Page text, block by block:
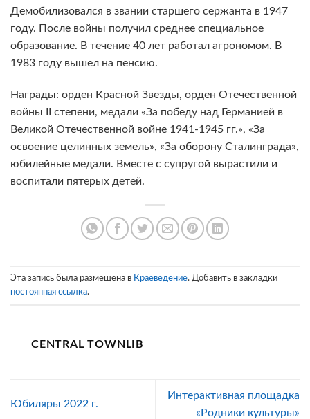
Демобилизовался в звании старшего сержанта в 1947
году. После войны получил среднее специальное
образование. В течение 40 лет работал агрономом. В
1983 году вышел на пенсию.
Награды: орден Красной Звезды, орден Отечественной
войны ІІ степени, медали «За победу над Германией в
Великой Отечественной войне 1941-1945 гг.», «За
освоение целинных земель», «За оборону Сталинграда»,
юбилейные медали. Вместе с супругой вырастили и
воспитали пятерых детей.
Эта запись была размещена в Краеведение. Добавить в закладки
постоянная ссылка.
CENTRAL TOWNLIB
Юбиляры 2022 г.
Интерактивная площадка
«Родники культуры»